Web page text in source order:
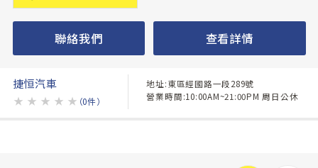
聯絡我們 查看詳情
捷恒汽車
★ ★ ★ ★ ★ （0件）
地址:東區經國路一段289號
營業時間:10:00AM~21:00PM 周日公休